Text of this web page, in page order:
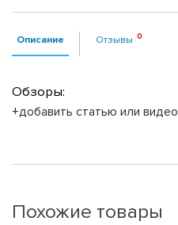
Описание Отзывы
Обзоры:
+добавить статью или видео
Похожие товары